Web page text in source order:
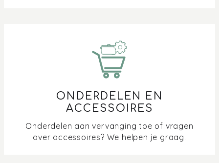
ONDERDELEN EN
ACCESSOIRES
Onderdelen aan vervanging toe of vragen
over accessoires? We helpen je graag.